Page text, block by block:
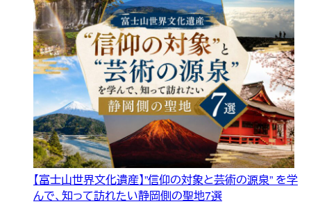
【富士山世界文化遺産】”信仰の対象と芸術の源泉” を学
んで、知って訪れたい静岡側の聖地7選